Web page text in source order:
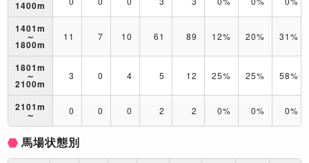
1400m
1401m
～
1800m
11 7 10 61 89 12% 20% 31%
1801m
～
2100m
3 0 4 5 12 25% 25% 58%
2101m
～ 0 0 0 2 2 0% 0% 0%
馬場状態別